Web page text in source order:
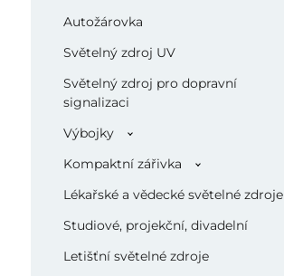
Autožárovka
Světelný zdroj UV
Světelný zdroj pro dopravní
signalizaci
Výbojky
Kompaktní zářivka
Lékařské a vědecké světelné zdroje
Studiové, projekční, divadelní
Letišťní světelné zdroje